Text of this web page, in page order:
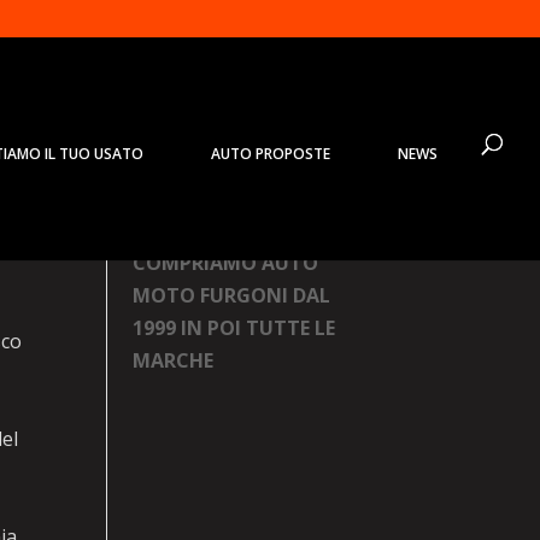
IL TUO USATO AUTO PROPOSTE NEWS
COMPRIAMO AUTO
MOTO FURGONI DAL
1999 IN POI TUTTE LE
MARCHE